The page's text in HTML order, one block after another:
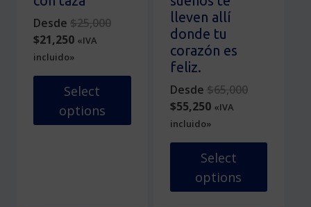
de
producto
Desde $25,000Original
$25,000.
$21,250Current
price
is:
$21,250.
«IVA
incluido»
Select
options
lleven allí
donde tu
corazón es
feliz.
Desde $65,000Original
$65,000.
$55,250Current
price
is:
$55,250.
«IVA
incluido»
Select
options